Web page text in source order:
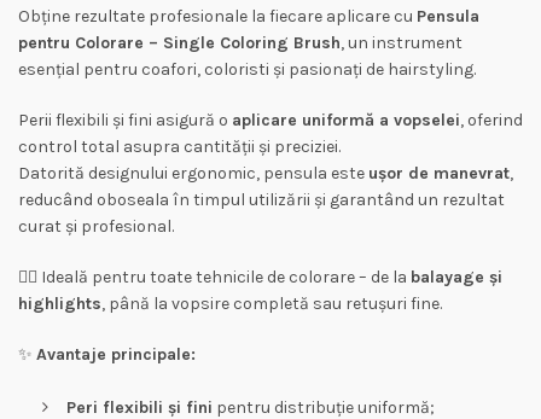
Obține rezultate profesionale la fiecare aplicare cu Pensula
pentru Colorare – Single Coloring Brush, un instrument
esențial pentru coafori, coloristi și pasionați de hairstyling.
Perii flexibili și fini asigură o aplicare uniformă a vopselei, oferind
control total asupra cantității și preciziei.
Datorită designului ergonomic, pensula este ușor de manevrat,
reducând oboseala în timpul utilizării și garantând un rezultat
curat și profesional.
💇‍♀️ Ideală pentru toate tehnicile de colorare – de la balayage și
highlights, până la vopsire completă sau retușuri fine.
✨ Avantaje principale:
Peri flexibili și fini pentru distribuție uniformă;